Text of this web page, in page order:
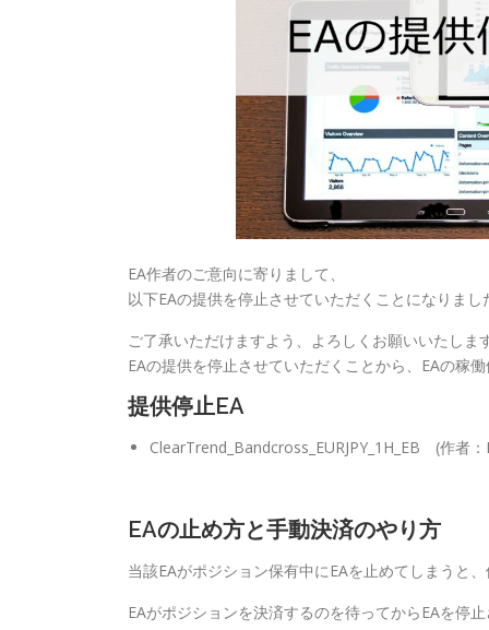
EA作者のご意向に寄りまして、
以下EAの提供を停止させていただくことになりまし
ご了承いただけますよう、よろしくお願いいたしま
EAの提供を停止させていただくことから、EAの稼
提供停止EA
ClearTrend_Bandcross_EURJPY_1H_EB (作者
EAの止め方と手動決済のやり方
当該EAがポジション保有中にEAを止めてしまうと
EAがポジションを決済するのを待ってからEAを停